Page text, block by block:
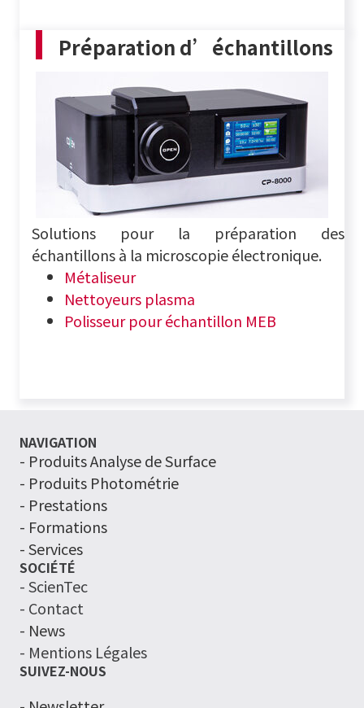
Préparation d’échantillons
Solutions pour la préparation des
échantillons à la microscopie électronique.
Métaliseur
Nettoyeurs plasma
Polisseur pour échantillon MEB
NAVIGATION
- Produits Analyse de Surface
- Produits Photométrie
- Prestations
- Formations
- Services
SOCIÉTÉ
- ScienTec
- Contact
- News
- Mentions Légales
SUIVEZ-NOUS